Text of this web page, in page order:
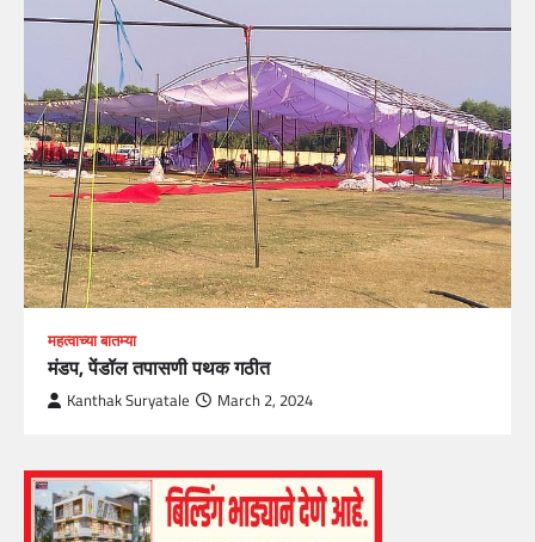
महत्वाच्या बातम्या
मंडप, पेंडॉल तपासणी पथक गठीत
Kanthak Suryatale March 2, 2024